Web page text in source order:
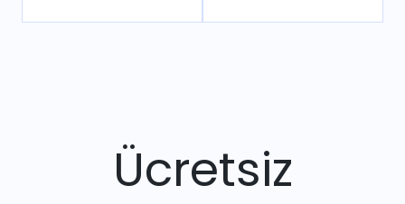
Ücretsiz